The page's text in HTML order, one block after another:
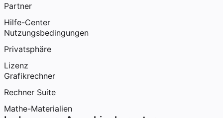
Partner
Hilfe-Center
Nutzungsbedingungen
Privatsphäre
Lizenz
Grafikrechner
Rechner Suite
Mathe-Materialien